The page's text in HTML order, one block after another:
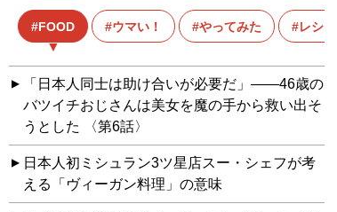
FOOD ウマい！ やってみた レシピ
「日本人同士は助け合いが必要だ」――46歳の
バツイチおじさんは美女を魔の手から救い出そ
うとした 〈第6話〉
日本人初ミシュラン3ツ星店スー・シェフが考
える「ヴィーガン料理」の意味